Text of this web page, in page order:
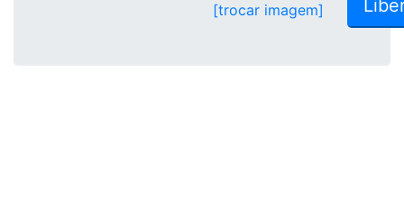
[trocar imagem]